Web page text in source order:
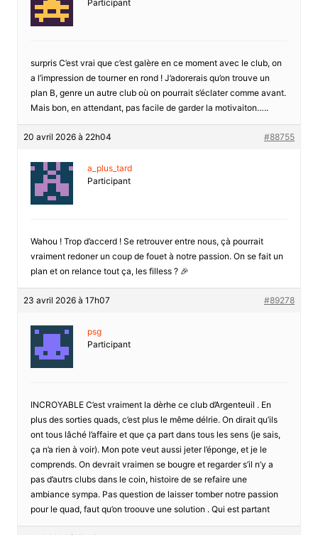
Participant
surpris C’est vrai que c’est galère en ce moment avec le club, on
a l’impression de tourner en rond ! J’adorerais qu’on trouve un
plan B, genre un autre club où on pourrait s’éclater comme avant.
Mais bon, en attendant, pas facile de garder la motivaiton…..
20 avril 2026 à 22h04 #88755
a_plus_tard
Participant
Wahou ! Trop d’accerd ! Se retrouver entre nous, çà pourrait
vraiment redoner un coup de fouet à notre passion. On se fait un
plan et on relance tout ça, les filless ? 🎉
23 avril 2026 à 17h07 #89278
psg
Participant
INCROYABLE C’est vraiment la dèrhe ce club d’Argenteuil . En
plus des sorties quads, c’est plus le même délrie. On dirait qu’ils
ont tous lâché l’affaire et que ça part dans tous les sens (je sais,
ça n’a rien à voir). Mon pote veut aussi jeter l’éponge, et je le
comprends. On devrait vraimen se bougre et regarder s’il n’y a
pas d’autrs clubs dans le coin, histoire de se refaire une
ambiance sympa. Pas question de laisser tomber notre passion
pour le quad, faut qu’on troouve une solution . Qui est partant